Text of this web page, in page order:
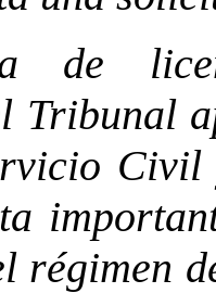
de
Tribunal
régimen